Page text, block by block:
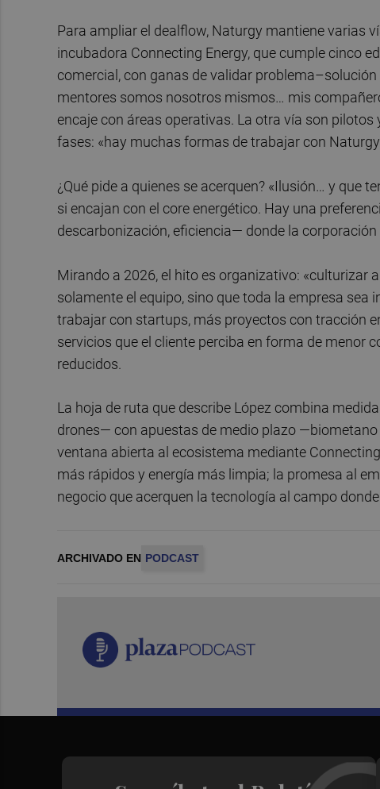
Para ampliar el dealflow, Naturgy mantiene varias
incubadora Connecting Energy, que cumple cinco
comercial, con ganas de validar
mentores somos nosotros mismos… mis
encaje con áreas operativas. La otra vía son
fases: «hay muchas formas de trabajar con
¿Qué pide a quienes se acerquen? «Ilusión… y que
si encajan con el core energético. Hay una
descarbonización, eficiencia— donde la
Mirando a 2026, el hito es organizativo: «culturizar
solamente el equipo, sino que toda la empresa
trabajar con startups, más proyectos con tracción
servicios que el cliente perciba en forma de menor
reducidos.
La hoja de ruta que describe López combina
drones— con apuestas de medio plazo
ventana abierta al ecosistema mediante
más rápidos y energía más limpia; la promesa al
negocio que acerquen la tecnología al campo
ARCHIVADO EN PODCAST